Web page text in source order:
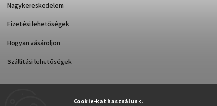
Cookie-kat használunk.
Nagykereskedelem
Fizetési lehetőségek
Hogyan vásároljon
Szállítási lehetőségek